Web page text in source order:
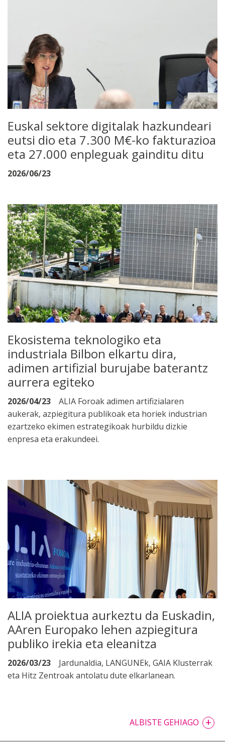
Euskal sektore digitalak hazkundeari
eutsi dio eta 7.300 M€-ko fakturazioa
eta 27.000 enpleguak gainditu ditu
2026/06/23
Ekosistema teknologiko eta
industriala Bilbon elkartu dira,
adimen artifizial burujabe baterantz
aurrera egiteko
2026/04/23
ALIA Foroak adimen artifizialaren
aukerak, azpiegitura publikoak eta horiek industrian
ezartzeko ekimen estrategikoak hurbildu dizkie
enpresa eta erakundeei.
ALIA proiektua aurkeztu da Euskadin,
AAren Europako lehen azpiegitura
publiko irekia eta eleanitza
2026/03/23
Jardunaldia, LANGUNEk, GAIA Klusterrak
eta Hitz Zentroak antolatu dute elkarlanean.
ALBISTE GEHIAGO +